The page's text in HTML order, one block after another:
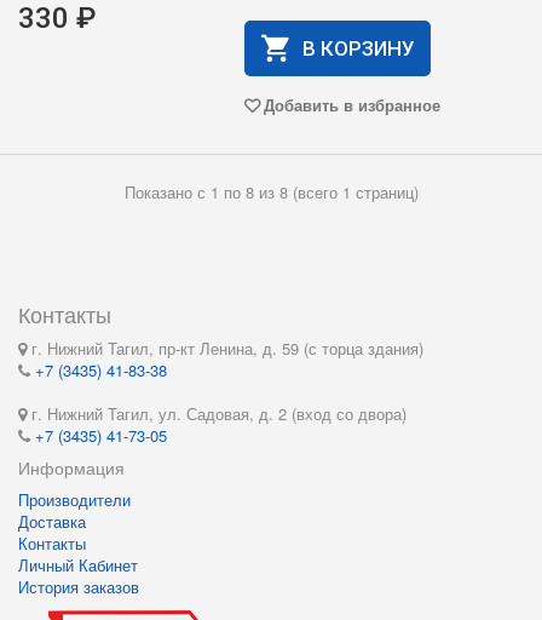
330 ₽
В КОРЗИНУ
Добавить в избранное
Показано с 1 по 8 из 8 (всего 1 страниц)
Контакты
г. Нижний Тагил, пр-кт Ленина, д. 59 (с торца здания)
+7 (3435) 41-83-38
г. Нижний Тагил, ул. Садовая, д. 2 (вход со двора)
+7 (3435) 41-73-05
Информация
Производители
Доставка
Контакты
Личный Кабинет
История заказов